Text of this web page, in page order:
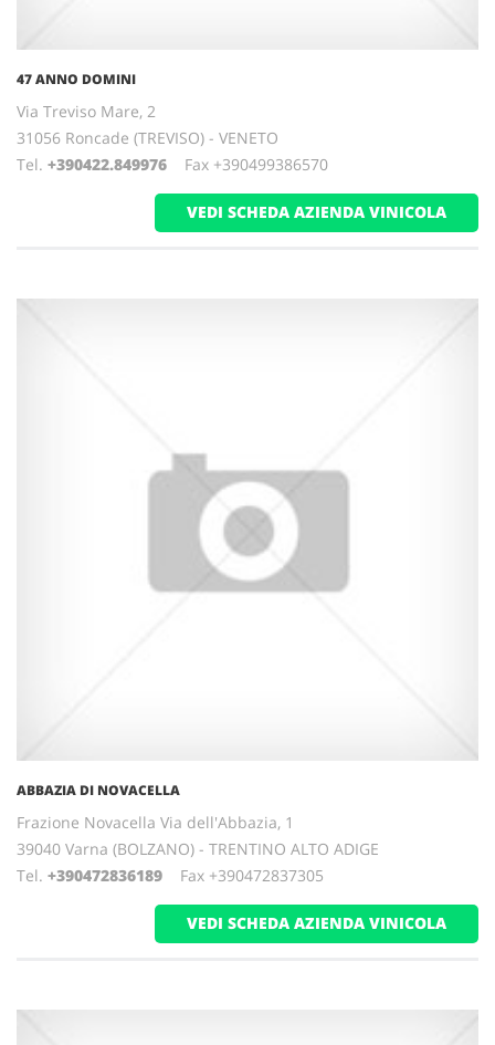
47 ANNO DOMINI
Via Treviso Mare, 2
31056 Roncade (TREVISO) - VENETO
Tel. +390422.849976 Fax +390499386570
VEDI SCHEDA AZIENDA VINICOLA
ABBAZIA DI NOVACELLA
Frazione Novacella Via dell'Abbazia, 1
39040 Varna (BOLZANO) - TRENTINO ALTO ADIGE
Tel. +390472836189 Fax +390472837305
VEDI SCHEDA AZIENDA VINICOLA